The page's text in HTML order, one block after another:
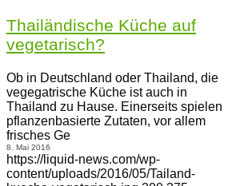
Thailändische Küche auf
vegetarisch?
Ob in Deutschland oder Thailand, die
vegegatrische Küche ist auch in
Thailand zu Hause. Einerseits spielen
pflanzenbasierte Zutaten, vor allem
frisches Ge
8. Mai 2016
https://liquid-news.com/wp-
content/uploads/2016/05/Tailand-